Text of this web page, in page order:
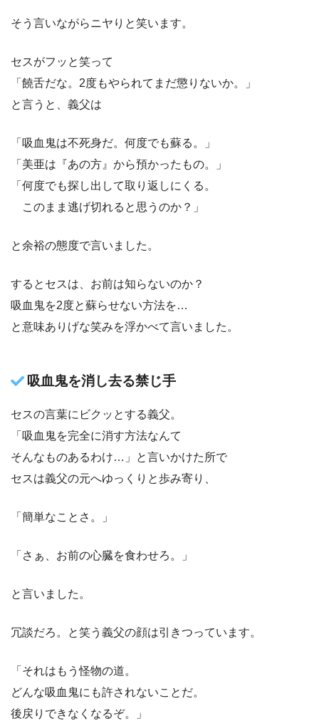
そう言いながらニヤりと笑います。
セスがフッと笑って
「饒舌だな。2度もやられてまだ懲りないか。」
と言うと、義父は
「吸血鬼は不死身だ。何度でも蘇る。」
「美亜は『あの方』から預かったもの。」
「何度でも探し出して取り返しにくる。
このまま逃げ切れると思うのか？」
と余裕の態度で言いました。
するとセスは、お前は知らないのか？
吸血鬼を2度と蘇らせない方法を…
と意味ありげな笑みを浮かべて言いました。
吸血鬼を消し去る禁じ手
セスの言葉にビクッとする義父。
「吸血鬼を完全に消す方法なんて
そんなものあるわけ…」と言いかけた所で
セスは義父の元へゆっくりと歩み寄り、
「簡単なことさ。」
「さぁ、お前の心臓を食わせろ。」
と言いました。
冗談だろ。と笑う義父の顔は引きつっています。
「それはもう怪物の道。
どんな吸血鬼にも許されないことだ。
後戻りできなくなるぞ。」